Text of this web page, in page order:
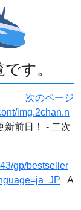
す。
次のページ
img.2chan.n
新前日！ - 二次
gp/bestseller
A